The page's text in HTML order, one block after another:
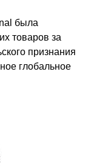
была
товаров за
признания
глобальное